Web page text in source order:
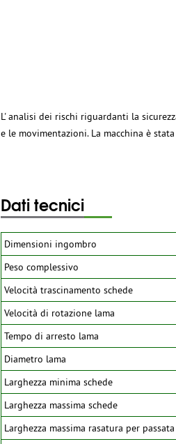
L' analisi dei rischi riguardanti la
e le movimentazioni. La macchina è
Dati tecnici
Dimensioni ingombro
Peso complessivo
Velocità trascinamento schede
Velocità di rotazione lama
Tempo di arresto lama
Diametro lama
Larghezza minima schede
Larghezza massima schede
Larghezza massima rasatura per passata